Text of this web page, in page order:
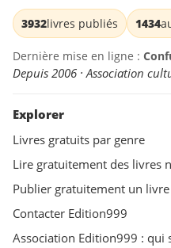
3932livres publiés 1434
Dernière mise en ligne :
Depuis 2006 · Association
Explorer
Livres gratuits par genre
Lire gratuitement des livres
Publier gratuitement un livre
Contacter Edition999
Association Edition999 : qui